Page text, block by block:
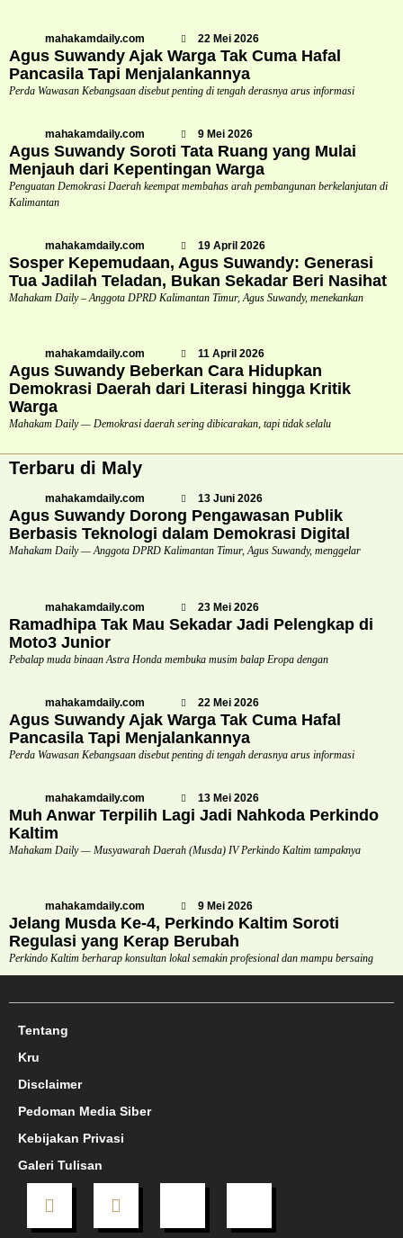
mahakamdaily.com 22 Mei 2026
Agus Suwandy Ajak Warga Tak Cuma Hafal
Pancasila Tapi Menjalankannya
Perda Wawasan Kebangsaan disebut penting di tengah derasnya arus informasi
mahakamdaily.com 9 Mei 2026
Agus Suwandy Soroti Tata Ruang yang Mulai
Menjauh dari Kepentingan Warga
Penguatan Demokrasi Daerah keempat membahas arah pembangunan berkelanjutan di
Kalimantan
mahakamdaily.com 19 April 2026
Sosper Kepemudaan, Agus Suwandy: Generasi
Tua Jadilah Teladan, Bukan Sekadar Beri Nasihat
Mahakam Daily – Anggota DPRD Kalimantan Timur, Agus Suwandy, menekankan
mahakamdaily.com 11 April 2026
Agus Suwandy Beberkan Cara Hidupkan
Demokrasi Daerah dari Literasi hingga Kritik
Warga
Mahakam Daily — Demokrasi daerah sering dibicarakan, tapi tidak selalu
Terbaru di Maly
mahakamdaily.com 13 Juni 2026
Agus Suwandy Dorong Pengawasan Publik
Berbasis Teknologi dalam Demokrasi Digital
Mahakam Daily — Anggota DPRD Kalimantan Timur, Agus Suwandy, menggelar
mahakamdaily.com 23 Mei 2026
Ramadhipa Tak Mau Sekadar Jadi Pelengkap di
Moto3 Junior
Pebalap muda binaan Astra Honda membuka musim balap Eropa dengan
mahakamdaily.com 22 Mei 2026
Agus Suwandy Ajak Warga Tak Cuma Hafal
Pancasila Tapi Menjalankannya
Perda Wawasan Kebangsaan disebut penting di tengah derasnya arus informasi
mahakamdaily.com 13 Mei 2026
Muh Anwar Terpilih Lagi Jadi Nahkoda Perkindo
Kaltim
Mahakam Daily — Musyawarah Daerah (Musda) IV Perkindo Kaltim tampaknya
mahakamdaily.com 9 Mei 2026
Jelang Musda Ke-4, Perkindo Kaltim Soroti
Regulasi yang Kerap Berubah
Perkindo Kaltim berharap konsultan lokal semakin profesional dan mampu bersaing
Tentang
Kru
Disclaimer
Pedoman Media Siber
Kebijakan Privasi
Galeri Tulisan